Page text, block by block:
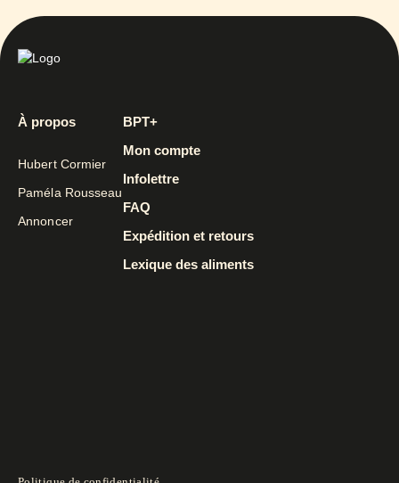
À propos
Hubert Cormier
Paméla Rousseau
Annoncer
BPT+
Mon compte
Infolettre
FAQ
Expédition et retours
Lexique des aliments